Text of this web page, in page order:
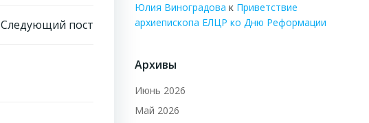
Следующий пост
Юлия Виноградова к Приветствие
архиепископа ЕЛЦР ко Дню Реформации
Архивы
Июнь 2026
Май 2026